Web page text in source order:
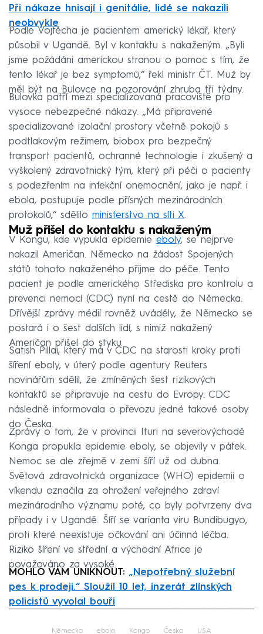
Při nákaze hnisají i genitálie, lidé se nakazili
neobvykle
Podle Vojtěcha je pacientem americký lékař, který
působil v Ugandě. Byl v kontaktu s nakaženým. „Byli
jsme požádáni americkou stranou o pomoc s tím, že
tento lékař je bez symptomů,“ řekl ministr ČT. Muž by
měl být na Bulovce na pozorování zhruba tři týdny.
Bulovka patří mezi specializovaná pracoviště pro
vysoce nebezpečné nákazy. „Má připravené
specializované izolační prostory včetně pokojů s
podtlakovým režimem, biobox pro bezpečný
transport pacientů, ochranné technologie i zkušený a
vyškolený zdravotnický tým, který při péči o pacienty
s podezřením na infekční onemocnění, jako je např. i
ebola, postupuje podle přísných mezinárodních
protokolů,“ sdělilo ministerstvo na síti X.
Muž přišel do kontaktu s nakaženým
V Kongu, kde vypukla epidemie eboly, se nejprve
nakazil Američan. Německo na žádost Spojených
států tohoto nakaženého přijme do péče. Tento
pacient je podle amerického Střediska pro kontrolu a
prevenci nemocí (CDC) nyní na cestě do Německa.
Dřívější zprávy médií rovněž uváděly, že Německo se
postará i o šest dalších lidí, s nimiž nakažený
Američan přišel do styku.
Satish Pillai, který má v CDC na starosti kroky proti
šíření eboly, v úterý podle agentury Reuters
novinářům sdělil, že zmíněných šest rizikových
kontaktů se připravuje na cestu do Evropy. CDC
následně informovala o převozu jedné takové osoby
do Česka.
Zprávy o tom, že v provincii Ituri na severovýchodě
Konga propukla epidemie eboly, se objevily v pátek.
Nemoc se ale zřejmě v zemi šíří už od dubna.
Světová zdravotnická organizace (WHO) epidemii o
víkendu označila za ohrožení veřejného zdraví
mezinárodního významu poté, co byly potvrzeny dva
případy i v Ugandě. Šíří se varianta viru Bundibugyo,
proti které neexistuje očkování ani účinná léčba.
Riziko šíření ve střední a východní Africe je
považováno za vysoké.
MOHLO VÁM UNIKNOUT: „Nepotřebný služební
pes k prodeji.“ Sloužil 10 let, inzerát zlínských
policistů vyvolal bouři
Německo ebola Kongo Česko USA